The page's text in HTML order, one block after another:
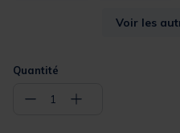
Voir les
Quantité
− 1 +